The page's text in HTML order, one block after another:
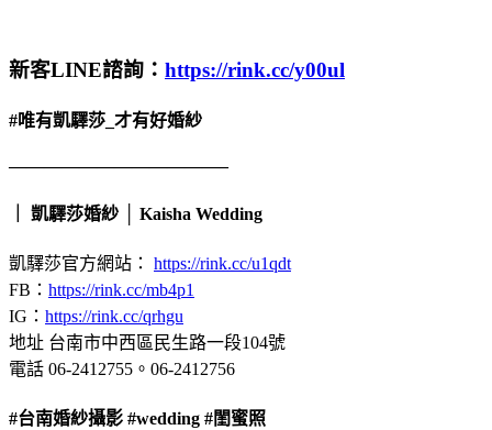
新客LINE諮詢： https://rink.cc/y00ul
#唯有凱驛莎_才有好婚紗
————————————–
｜ 凱驛莎婚紗 │ Kaisha Wedding
凱驛莎官方網站： https://rink.cc/u1qdt
FB： https://rink.cc/mb4p1
IG： https://rink.cc/qrhgu
地址 台南市中西區民生路一段104號
電話 06-2412755。06-2412756
#台南婚紗攝影 #wedding #閨蜜照